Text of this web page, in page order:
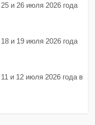
и 26 июля 2026 года
и 19 июля 2026 года
и 12 июля 2026 года в